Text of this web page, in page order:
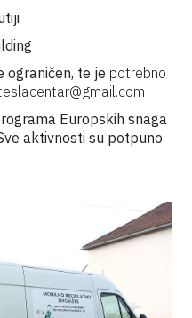
ograničen, te je potrebno
Europskih snaga
aktivnosti su potpuno